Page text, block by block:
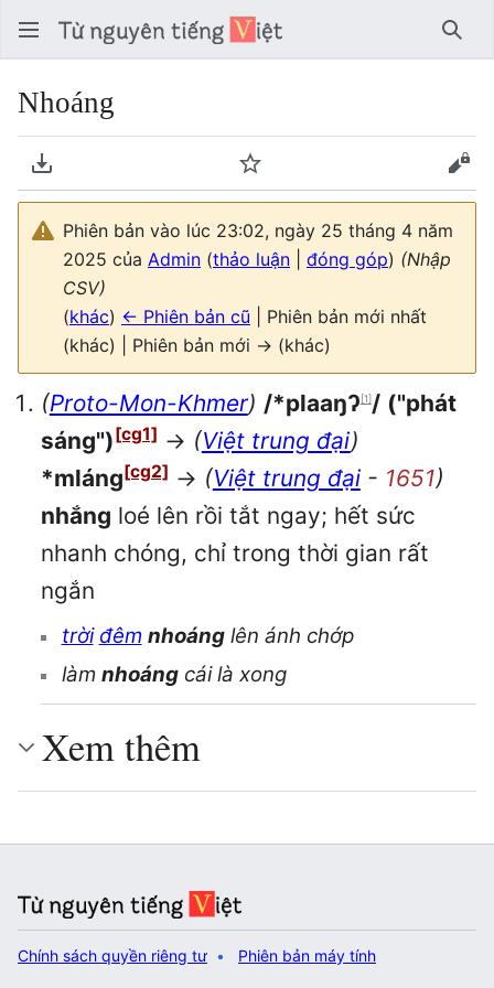
Tìm
Nhoáng
Tải về PDF Theo dõi
Phiên bản vào lúc 23:02, ngày 25 tháng 4 năm
2025 của Admin (thảo luận đóng góp) (Nhập
CSV)
(khác) ← Phiên bản cũ | Phiên bản mới nhất
(khác) | Phiên bản mới → (khác)
(Proto-Mon-Khmer) /*plaaŋʔ [1]/ ("phát
sáng")[cg1] → (Việt trung đại)
*mláng[cg2] → (Việt trung đại- 1651)
nhắng loé lên rồi tắt ngay; hết sức
nhanh chóng, chỉ trong thời gian rất
ngắn
trời đêm nhoánglên ánh chớp
làm nhoángcái là xong
Xem thêm
Chính sách quyền riêng tư Phiên bản máy tính